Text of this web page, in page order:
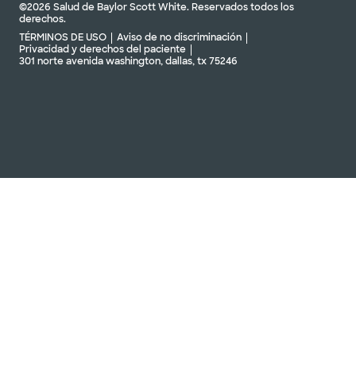
©2026 Salud de Baylor Scott White. Reservados todos los
derechos.
TÉRMINOS DE USO
Aviso de no discriminación
Privacidad y derechos del paciente
301 norte avenida washington, dallas, tx 75246